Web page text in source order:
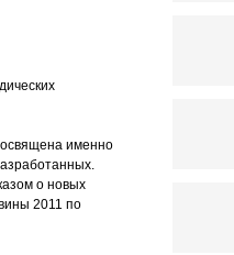
именно
о новых
2011 по